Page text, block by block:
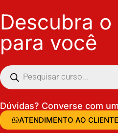
Descubra
para você
Dúvidas? Converse com
ATENDIMENTO AO CLIENTE